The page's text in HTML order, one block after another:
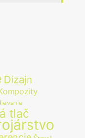
Dizajn
tlač